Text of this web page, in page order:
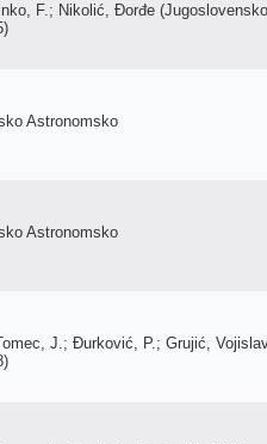
F.; Nikolić, Đorđe (Jugoslovensko
)
Astronomsko
Astronomsko
J.; Đurković, P.; Grujić,
)